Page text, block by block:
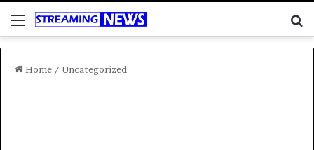
Menu
Home / Uncategorized